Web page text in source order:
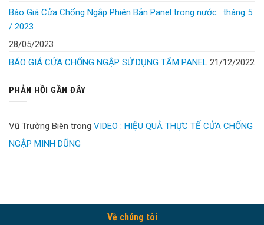
Báo Giá Cửa Chống Ngập Phiên Bản Panel trong nước . tháng 5
/ 2023
28/05/2023
BÁO GIÁ CỬA CHỐNG NGẬP SỬ DỤNG TẤM PANEL 21/12/2022
PHẢN HỒI GẦN ĐÂY
Vũ Trường Biên trong VIDEO : HIỆU QUẢ THỰC TẾ CỬA CHỐNG
NGẬP MINH DŨNG
Về chúng tôi